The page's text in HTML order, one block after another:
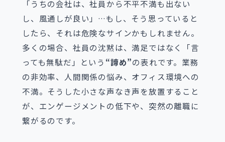
「うちの会社は、社員から不平不満も出ない
し、風通しが良い」…もし、そう思っていると
したら、それは危険なサインかもしれません。
多くの場合、社員の沈黙は、満足ではなく「言
っても無駄だ」という “諦め”の表れです。業務
の非効率、人間関係の悩み、オフィス環境への
不満。そうした小さな声なき声を放置すること
が、エンゲージメントの低下や、突然の離職に
繋がるのです。